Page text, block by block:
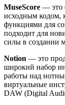
MuseScore — это
исходным кодом,
функциями для
подходит для
силы в создании
Notion — это
широкий набор
работы над
виртуальные
DAW (Digital